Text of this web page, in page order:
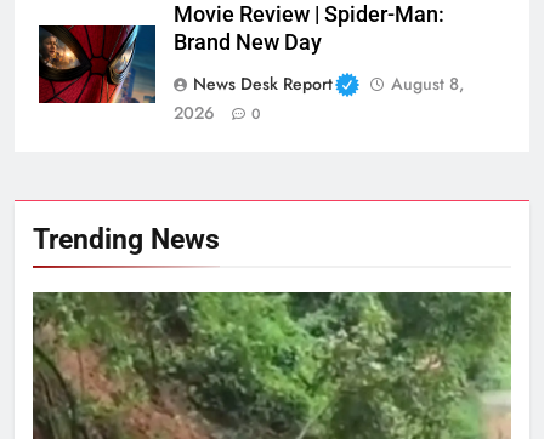
Movie Review | Spider-Man:
Brand New Day
News Desk Report
August 8,
2026
0
Trending News